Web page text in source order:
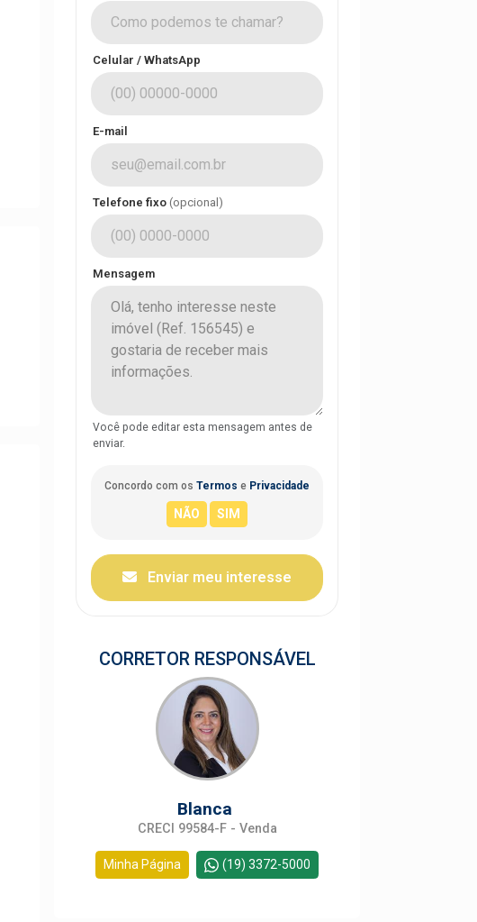
Celular / WhatsApp
E-mail
Telefone fixo (opcional)
Mensagem
Você pode editar esta mensagem antes de
enviar.
Concordo com os Termos e Privacidade
Enviar meu interesse
CORRETOR RESPONSÁVEL
Blanca
CRECI 99584-F - Venda
Minha Página (19) 3372-5000